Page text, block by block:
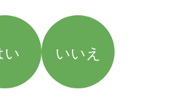
い いいえ